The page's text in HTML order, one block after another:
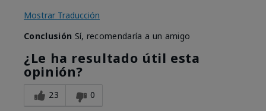
Mostrar Traducción
Conclusión Sí, recomendaría a un amigo
¿Le ha resultado útil esta
opinión?
23 0